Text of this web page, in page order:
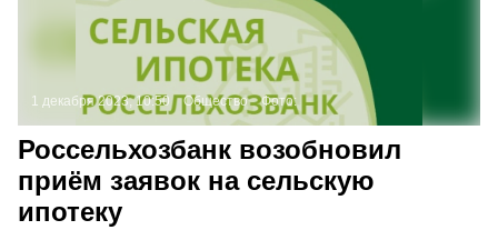
1 декабря 2023, 10:50 Общество Фото:
Россельхозбанк возобновил
приём заявок на сельскую
ипотеку